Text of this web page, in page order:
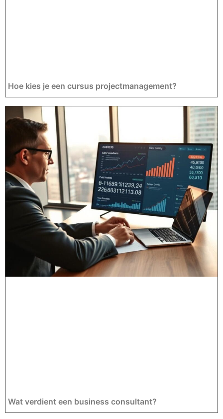
Hoe kies je een cursus projectmanagement?
Wat verdient een business consultant?